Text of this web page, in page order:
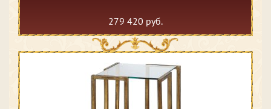
279 420 руб.